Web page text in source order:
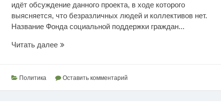
идёт обсуждение данного проекта, в ходе которого
выясняется, что безразличных людей и коллективов нет.
Название Фонда социальной поддержки граждан...
Читать далееВместе
Политика Оставить комментарий